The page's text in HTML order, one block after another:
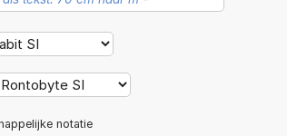
notatie